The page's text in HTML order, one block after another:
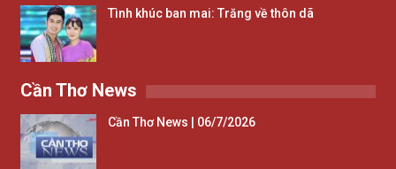
Tình khúc ban mai: Trăng về thôn dã
Cần Thơ News
Cần Thơ News | 06/7/2026